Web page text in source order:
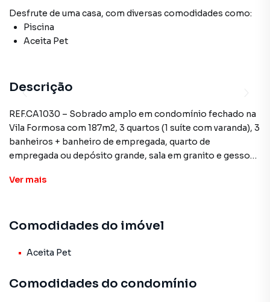
Desfrute de uma casa, com diversas comodidades como:
Piscina
Aceita Pet
Descrição
REF.CA1030 – Sobrado amplo em condomínio fechado na
Vila Formosa com 187m2, 3 quartos (1 suíte com varanda), 3
banheiros + banheiro de empregada, quarto de
empregada ou depósito grande, sala em granito e gesso
ensolarado, garagem para 2 carros, espaço para motos e
de vidro e janelas em todos os banheiros, grades e telas
ventilados, documentação em ordem. Condomínio com
Ver mais
Comodidades do imóvel
Aceita Pet
Comodidades do condomínio